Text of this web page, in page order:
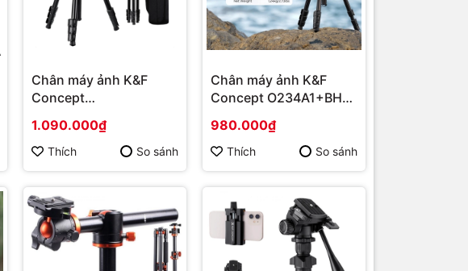
Chân máy ảnh K&F
Concept
(KF09.115V1)
1.090.000₫
Thích So sánh
Chân máy ảnh K&F
Concept O234A1+BH-
980.000₫
Thích So sánh